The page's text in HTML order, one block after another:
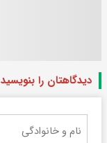
دیدگاهتان را بنویسید